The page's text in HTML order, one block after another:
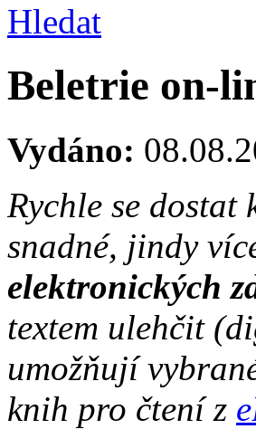
Hledat
Beletrie on-
Vydáno:
Rychle se dostat
snadné, jindy
elektronických
textem ulehčit
umožňují
knih pro čtení z